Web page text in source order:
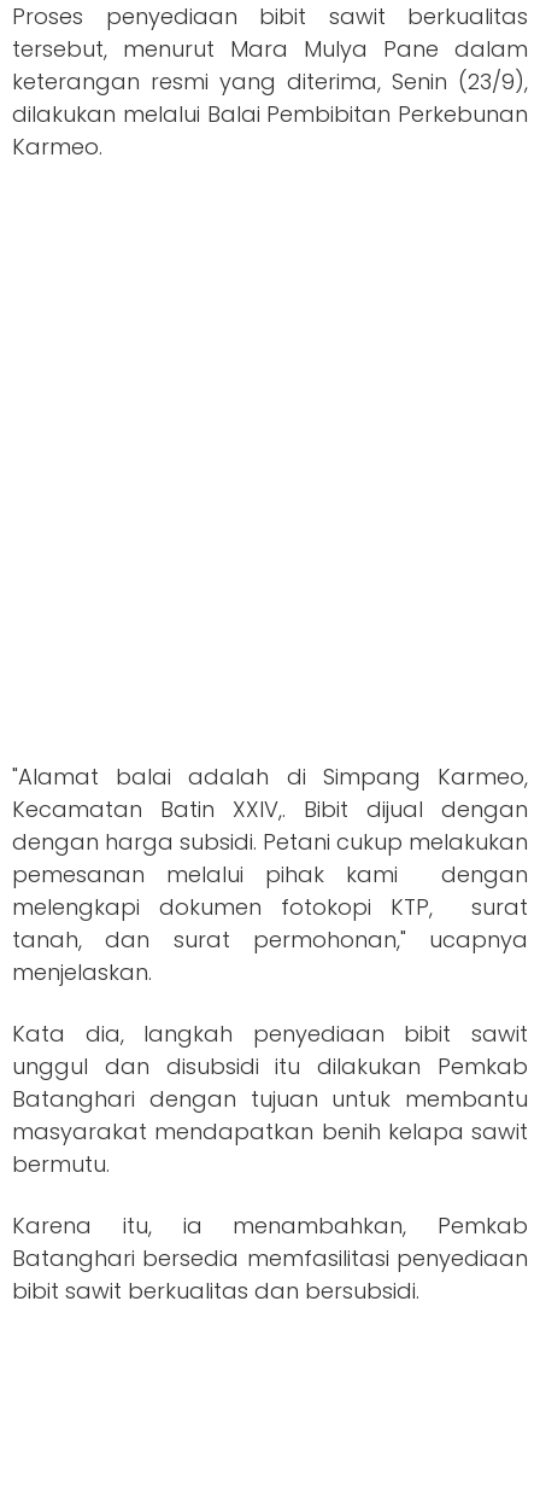
Proses penyediaan bibit sawit berkualitas
tersebut, menurut Mara Mulya Pane dalam
keterangan resmi yang diterima, Senin (23/9),
dilakukan melalui Balai Pembibitan Perkebunan
Karmeo.
"Alamat balai adalah di Simpang Karmeo,
Kecamatan Batin XXIV,. Bibit dijual dengan
dengan harga subsidi. Petani cukup melakukan
pemesanan melalui pihak kami dengan
melengkapi dokumen fotokopi KTP, surat
tanah, dan surat permohonan," ucapnya
menjelaskan.
Kata dia, langkah penyediaan bibit sawit
unggul dan disubsidi itu dilakukan Pemkab
Batanghari dengan tujuan untuk membantu
masyarakat mendapatkan benih kelapa sawit
bermutu.
Karena itu, ia menambahkan, Pemkab
Batanghari bersedia memfasilitasi penyediaan
bibit sawit berkualitas dan bersubsidi.